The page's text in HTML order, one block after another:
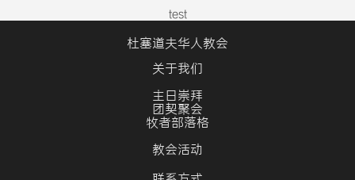
test
杜塞道夫华人教会
关于我们
主日崇拜
团契聚会
牧者部落格
教会活动